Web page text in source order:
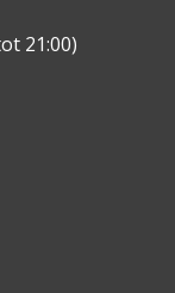
21:00)